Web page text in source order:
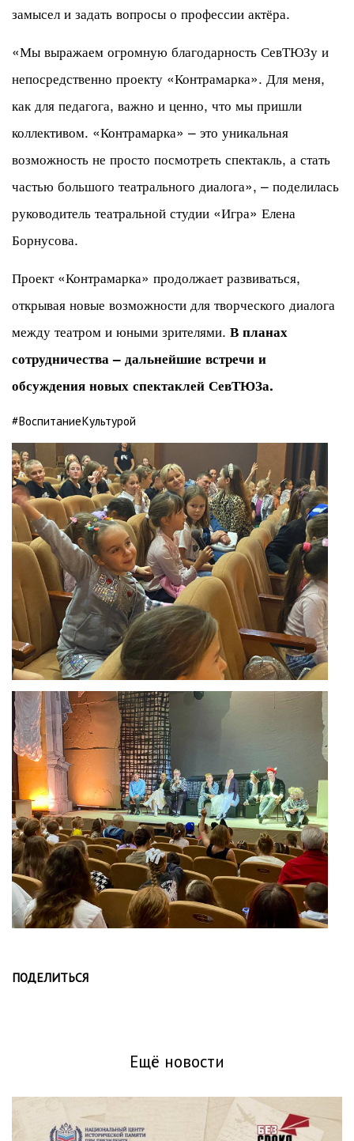
замысел и задать вопросы о профессии актёра.
«Мы выражаем огромную благодарность СевТЮЗу и
непосредственно проекту «Контрамарка». Для меня,
как для педагога, важно и ценно, что мы пришли
коллективом. «Контрамарка» – это уникальная
возможность не просто посмотреть спектакль, а стать
частью большого театрального диалога», – поделилась
руководитель театральной студии «Игра» Елена
Борнусова.
Проект «Контрамарка» продолжает развиваться,
открывая новые возможности для творческого диалога
между театром и юными зрителями. В планах
сотрудничества – дальнейшие встречи и
обсуждения новых спектаклей СевТЮЗа.
#ВоспитаниеКультурой
ПОДЕЛИТЬСЯ
Ещё новости